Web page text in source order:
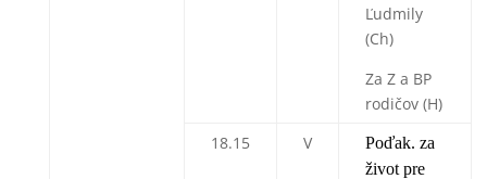
Ľudmily
(Ch)
Za Z a BP
rodičov (H)
18.15
V
Poďak. za
život pre